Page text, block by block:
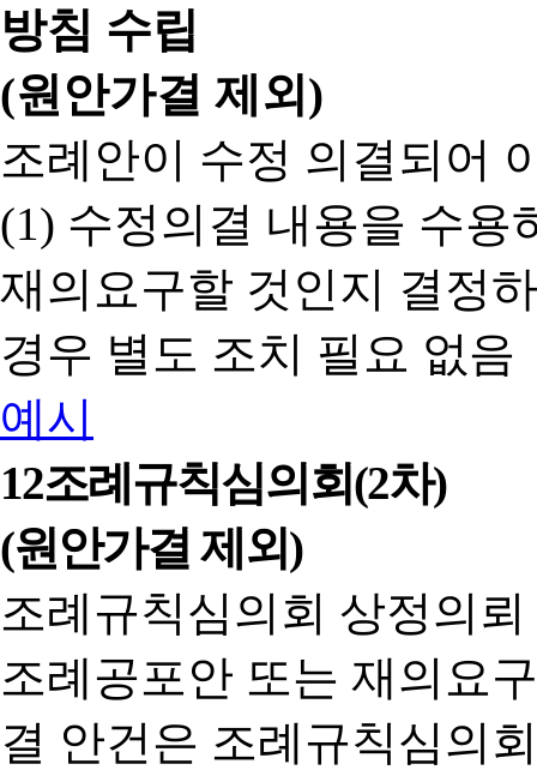
방침 수립
(원안가결 제외)
조례안이 수정 의결되어
(1) 수정의결 내용을 수용
재의요구할 것인지 결정
경우 별도 조치 필요 없음
예시
12조례규칙심의회(2차)
(원안가결 제외)
조례규칙심의회 상정의
조례공포안 또는 재의요
결 안건은 조례규칙심의